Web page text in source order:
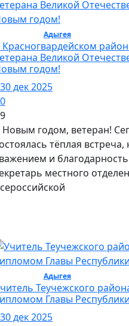
Адыгея/ Общество
Красногвардейском
Великой
годом!
30 дек 2025
0
9
Новым годом, ветеран!
тёплая
и
местного
Адыгея/ Общество
Теучежского
Главы
30 дек 2025